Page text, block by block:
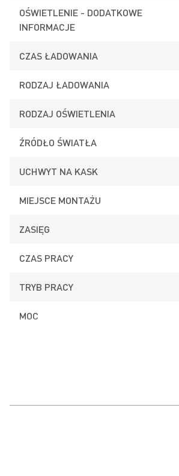
OŚWIETLENIE - DODATKOWE
INFORMACJE
CZAS ŁADOWANIA
RODZAJ ŁADOWANIA
RODZAJ OŚWIETLENIA
ŹRÓDŁO ŚWIATŁA
UCHWYT NA KASK
MIEJSCE MONTAŻU
ZASIĘG
CZAS PRACY
TRYB PRACY
MOC